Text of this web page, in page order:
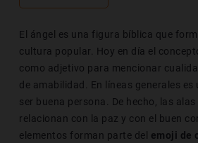
El ángel es una figura bíblica que
cultura popular. Hoy en día el
como adjetivo para mencionar
de amabilidad. En líneas generales es
ser buena persona. De hecho, las
relacionan con la paz y con el buen
elementos forman parte del emoji de